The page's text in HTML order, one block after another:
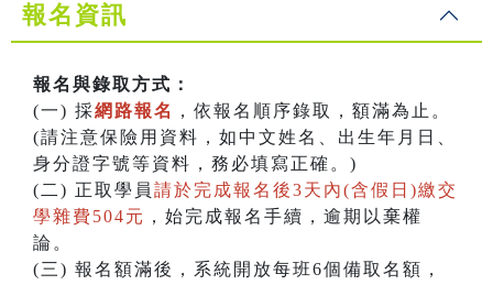
報名資訊
報名與錄取方式：
(一) 採網路報名
，依報名順序錄取，額滿為止。
(請注意保險用資料，如中文姓名、出生年月日、
身分證字號等資料，務必填寫正確。)
(二) 正取學員 請於完成報名後3天內(含假日)繳交
學雜費504元 ，始完成報名手續，逾期以棄權
論。
(三) 報名額滿後，系統開放每班6個備取名額，